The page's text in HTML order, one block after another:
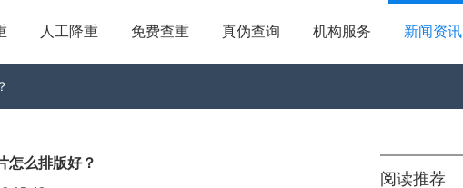
人工降重 免费查重 真伪查询 机构服务 新闻资讯
怎么排版好？
阅读推荐